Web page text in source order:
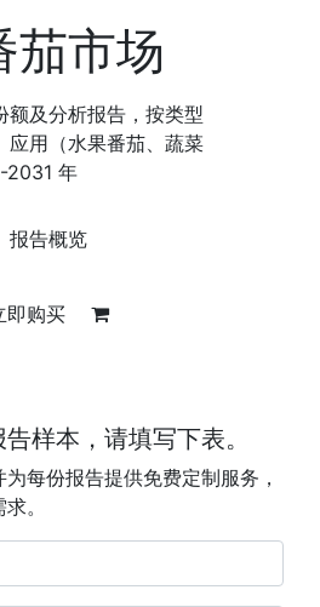
茄市场
额及分析报告，按类型
应用（水果番茄、蔬菜
2031 年
报告概览
即购买
样本，请填写下表。
每份报告提供免费定制服务，
。